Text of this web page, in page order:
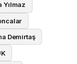
Yılmaz
Demirtaş